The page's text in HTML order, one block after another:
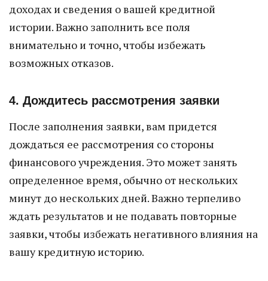
доходах и сведения о вашей кредитной
истории. Важно заполнить все поля
внимательно и точно, чтобы избежать
возможных отказов.
4. Дождитесь рассмотрения заявки
После заполнения заявки, вам придется
дождаться ее рассмотрения со стороны
финансового учреждения. Это может занять
определенное время, обычно от нескольких
минут до нескольких дней. Важно терпеливо
ждать результатов и не подавать повторные
заявки, чтобы избежать негативного влияния на
вашу кредитную историю.